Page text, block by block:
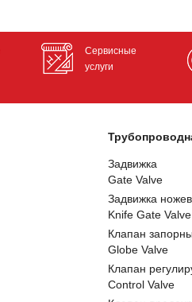
Сервисные
услуги
Задвижка
Gate Valve
Задвижка
Knife Gate Valve
Клапан
Globe Valve
Клапан
Control Valve